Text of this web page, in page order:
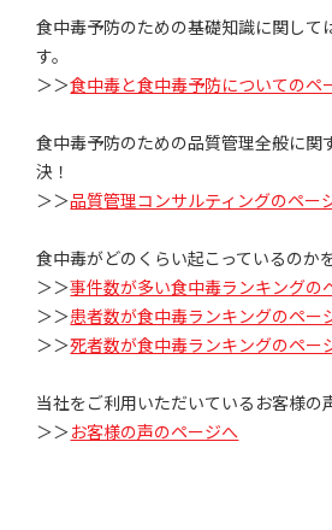
食中毒予防のための基礎知識に関して
す。
＞＞食中毒と食中毒予防についてのペ
食中毒予防のための品質管理全般に関
決！
＞＞品質管理コンサルティングのペー
食中毒がどのくらい起こっているのか
＞＞事件数が多い食中毒ランキングの
＞＞患者数が食中毒ランキングのペー
＞＞死者数が食中毒ランキングのペー
当社をご利用いただいているお客様の
＞＞お客様の声のページへ